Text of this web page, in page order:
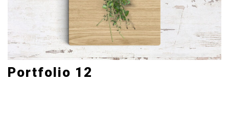
Portfolio 12